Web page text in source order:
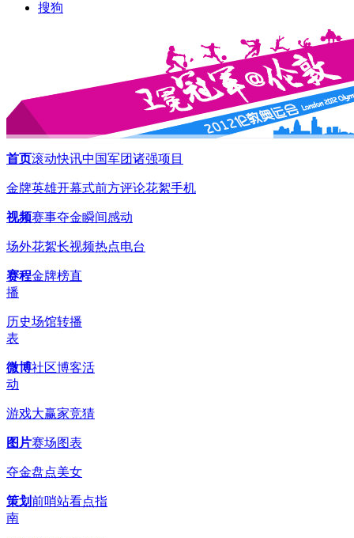
搜狗
首页滚动快讯中国军团诸强项目
金牌英雄开幕式前方评论花絮手机
视频赛事夺金瞬间感动
场外花絮长视频热点电台
赛程金牌榜直
播
历史场馆转播
表
微博社区博客活
动
游戏大赢家竞猜
图片赛场图表
夺金盘点美女
策划前哨站看点指
南